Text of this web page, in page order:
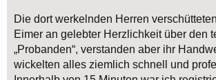
Die dort werkelnden Herren
Eimer an gelebter Herzlichkeit über den
„Probanden“, verstanden aber ihr
wickelten alles ziemlich schnell und